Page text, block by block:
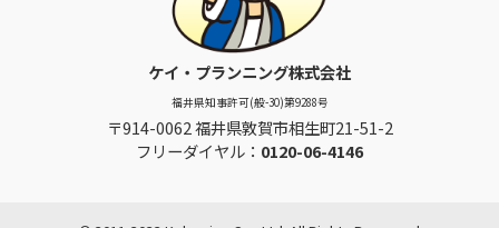
ケイ・プランニング株式会社
福井県知事許可(般-30)第9288号
〒914-0062 福井県敦賀市相生町21-51-2
フリーダイヤル： 0120-06-4146